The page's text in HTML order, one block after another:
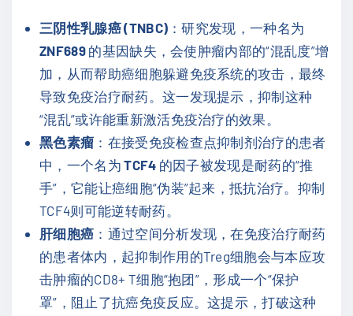
三阴性乳腺癌 (TNBC) ：研究发现，一种名为
ZNF689的基因缺失，会使肿瘤内部的“混乱度”增
加，从而帮助癌细胞躲避免疫系统的攻击，最终
导致免疫治疗耐药。这一发现提示，抑制这种
“混乱”或许能重新激活免疫治疗的效果。
黑色素瘤 ：在接受免疫检查点抑制剂治疗的患者
中，一个名为TCF4 的因子被发现是耐药的“推
手”，它能让癌细胞“伪装”起来，抵抗治疗。抑制
TCF4则可能逆转耐药。
肝细胞癌 ：通过空间分析发现，在免疫治疗耐药
的患者体内，起抑制作用的Treg细胞会与本应攻
击肿瘤的CD8+ T细胞“抱团”，形成一个“保护
罩”，阻止了抗癌免疫反应。这提示，打破这种